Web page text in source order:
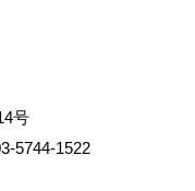
号
5744-1522